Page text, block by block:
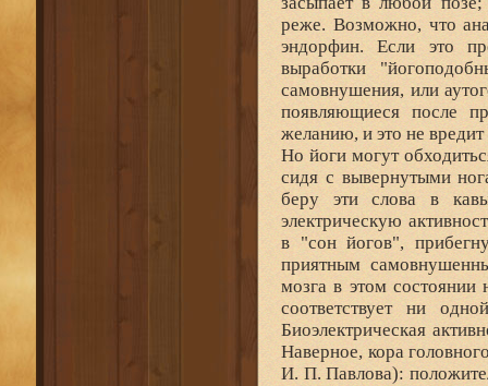
реже. Возможно, что
эндорфин. Если это
выработки
самовнушения, или
появляющиеся после
желанию, и это не
Но йоги могут
сидя с вывернутыми
беру эти слова в
электрическую
в "сон йогов",
приятным
мозга в этом состоянии
соответствует ни
Биоэлектрическая
Наверное, кора
И. П. Павлова):